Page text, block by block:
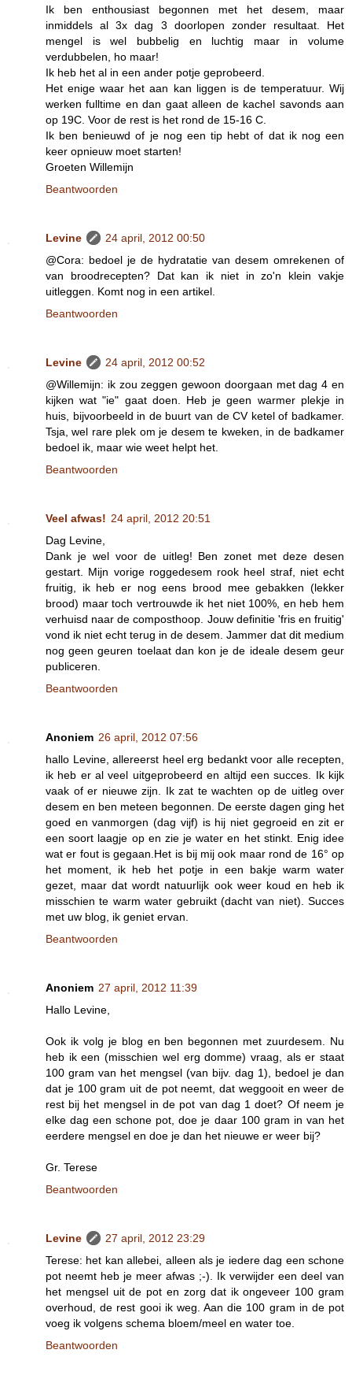
Ik ben enthousiast begonnen met het desem, maar
inmiddels al 3x dag 3 doorlopen zonder resultaat. Het
mengel is wel bubbelig en luchtig maar in volume
verdubbelen, ho maar!
Ik heb het al in een ander potje geprobeerd.
Het enige waar het aan kan liggen is de temperatuur. Wij
werken fulltime en dan gaat alleen de kachel savonds aan
op 19C. Voor de rest is het rond de 15-16 C.
Ik ben benieuwd of je nog een tip hebt of dat ik nog een
keer opnieuw moet starten!
Groeten Willemijn
Beantwoorden
Levine
24 april, 2012 00:50
@Cora: bedoel je de hydratatie van desem omrekenen of
van broodrecepten? Dat kan ik niet in zo'n klein vakje
uitleggen. Komt nog in een artikel.
Beantwoorden
Levine
24 april, 2012 00:52
@Willemijn: ik zou zeggen gewoon doorgaan met dag 4 en
kijken wat "ie" gaat doen. Heb je geen warmer plekje in
huis, bijvoorbeeld in de buurt van de CV ketel of badkamer.
Tsja, wel rare plek om je desem te kweken, in de badkamer
bedoel ik, maar wie weet helpt het.
Beantwoorden
Veel afwas! 24 april, 2012 20:51
Dag Levine,
Dank je wel voor de uitleg! Ben zonet met deze desen
gestart. Mijn vorige roggedesem rook heel straf, niet echt
fruitig, ik heb er nog eens brood mee gebakken (lekker
brood) maar toch vertrouwde ik het niet 100%, en heb hem
verhuisd naar de composthoop. Jouw definitie 'fris en fruitig'
vond ik niet echt terug in de desem. Jammer dat dit medium
nog geen geuren toelaat dan kon je de ideale desem geur
publiceren.
Beantwoorden
Anoniem 26 april, 2012 07:56
hallo Levine, allereerst heel erg bedankt voor alle recepten,
ik heb er al veel uitgeprobeerd en altijd een succes. Ik kijk
vaak of er nieuwe zijn. Ik zat te wachten op de uitleg over
desem en ben meteen begonnen. De eerste dagen ging het
goed en vanmorgen (dag vijf) is hij niet gegroeid en zit er
een soort laagje op en zie je water en het stinkt. Enig idee
wat er fout is gegaan.Het is bij mij ook maar rond de 16° op
het moment, ik heb het potje in een bakje warm water
gezet, maar dat wordt natuurlijk ook weer koud en heb ik
misschien te warm water gebruikt (dacht van niet). Succes
met uw blog, ik geniet ervan.
Beantwoorden
Anoniem 27 april, 2012 11:39
Hallo Levine,
Ook ik volg je blog en ben begonnen met zuurdesem. Nu
heb ik een (misschien wel erg domme) vraag, als er staat
100 gram van het mengsel (van bijv. dag 1), bedoel je dan
dat je 100 gram uit de pot neemt, dat weggooit en weer de
rest bij het mengsel in de pot van dag 1 doet? Of neem je
elke dag een schone pot, doe je daar 100 gram in van het
eerdere mengsel en doe je dan het nieuwe er weer bij?
Gr. Terese
Beantwoorden
Levine
27 april, 2012 23:29
Terese: het kan allebei, alleen als je iedere dag een schone
pot neemt heb je meer afwas ;-). Ik verwijder een deel van
het mengsel uit de pot en zorg dat ik ongeveer 100 gram
overhoud, de rest gooi ik weg. Aan die 100 gram in de pot
voeg ik volgens schema bloem/meel en water toe.
Beantwoorden